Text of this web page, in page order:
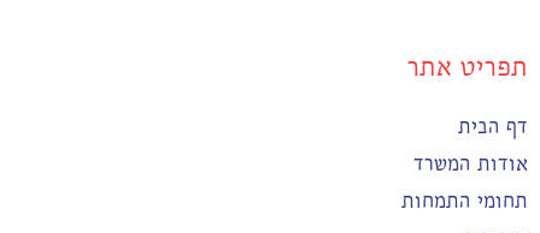
תפריט אתר
דף הבית
אודות המשרד
תחומי התמחות